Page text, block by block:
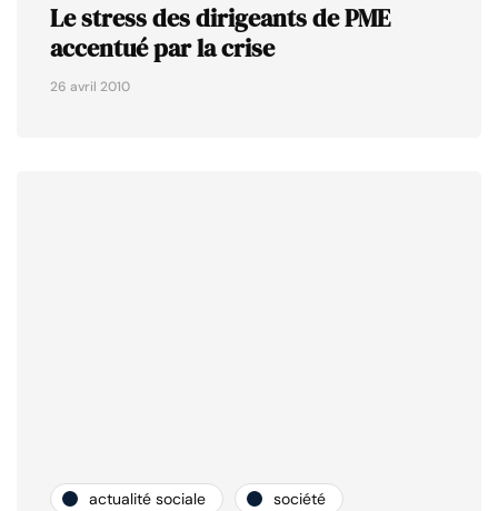
Le stress des dirigeants de PME
accentué par la crise
26 avril 2010
actualité sociale société